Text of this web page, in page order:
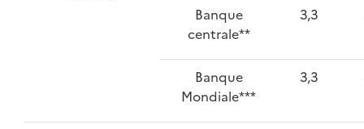
Banque
centrale**
3,3
Banque
Mondiale***
3,3